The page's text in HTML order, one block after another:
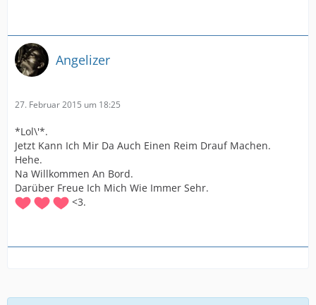
Angelizer
27. Februar 2015 um 18:25
*Lol\'*.
Jetzt Kann Ich Mir Da Auch Einen Reim Drauf Machen.
Hehe.
Na Willkommen An Bord.
Darüber Freue Ich Mich Wie Immer Sehr.
<3.